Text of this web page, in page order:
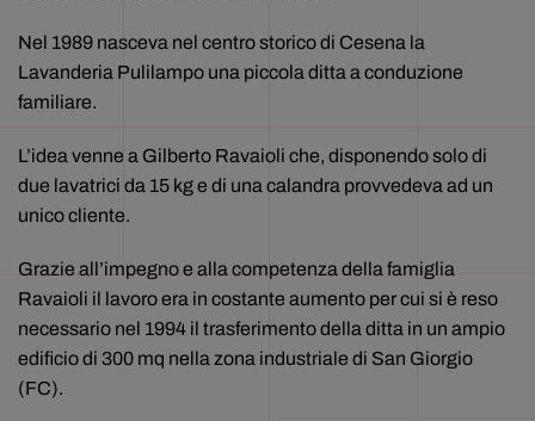
Nel 1989 nasceva nel centro storico di Cesena la
Lavanderia Pulilampo una piccola ditta a conduzione
familiare.
L’idea venne a Gilberto Ravaioli che, disponendo solo di
due lavatrici da 15 kg e di una calandra provvedeva ad un
unico cliente.
Grazie all’impegno e alla competenza della famiglia
Ravaioli il lavoro era in costante aumento per cui si è reso
necessario nel 1994 il trasferimento della ditta in un ampio
edificio di 300 mq nella zona industriale di San Giorgio
(FC).